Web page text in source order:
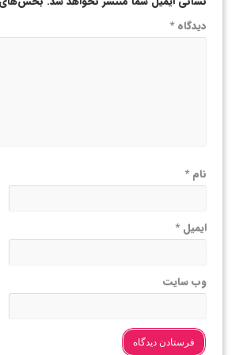
دیدگاه*
نام*
ایمیل*
وب‌ سایت